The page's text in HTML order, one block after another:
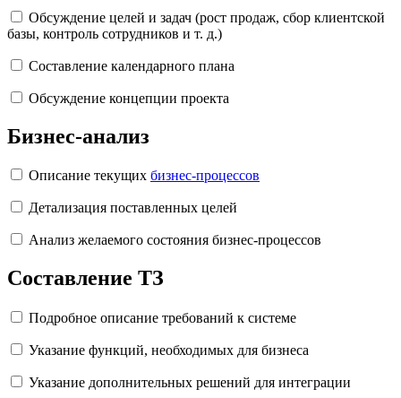
Обсуждение целей и задач (рост продаж, сбор клиентской
базы, контроль сотрудников и т. д.)
Составление календарного плана
Обсуждение концепции проекта
Бизнес-анализ
Описание текущих бизнес-процессов
Детализация поставленных целей
Анализ желаемого состояния бизнес-процессов
Составление ТЗ
Подробное описание требований к системе
Указание функций, необходимых для бизнеса
Указание дополнительных решений для интеграции